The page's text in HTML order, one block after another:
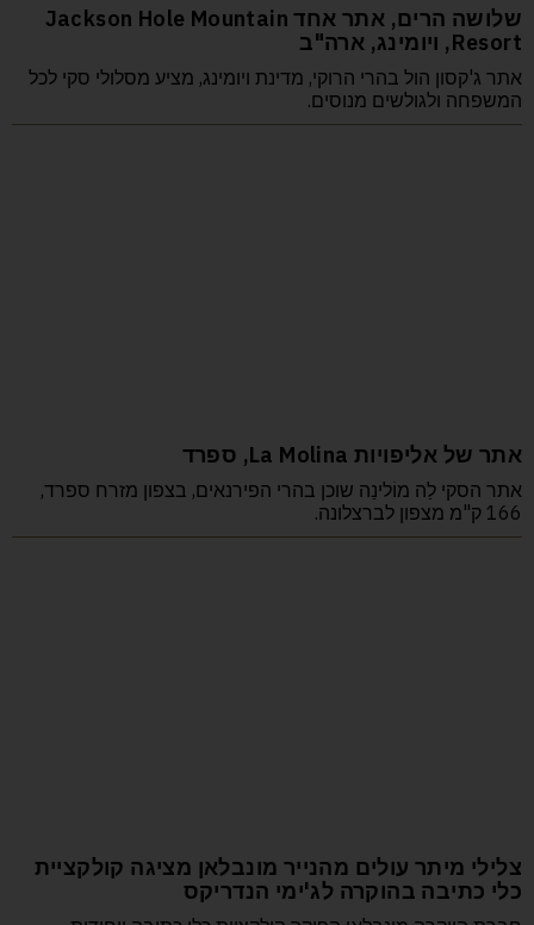
שלושה הרים, אתר אחד Jackson Hole Mountain
Resort, ויומינג, ארה"ב
אתר ג'קסון הול בהרי הרוקי, מדינת ויומינג, מציע מסלולי סקי לכל
המשפחה ולגולשים מנוסים.
אתר של אליפויות La Molina, ספרד
אתר הסקי לַה מוֹלינַה שוכן בהרי הפירנאים, בצפון מזרח ספרד,
166 ק"מ מצפון לברצלונה.
צלילי מיתר עולים מהנייר מונבלאן מציגה קולקציית
כלי כתיבה בהוקרה לג'ימי הנדריקס